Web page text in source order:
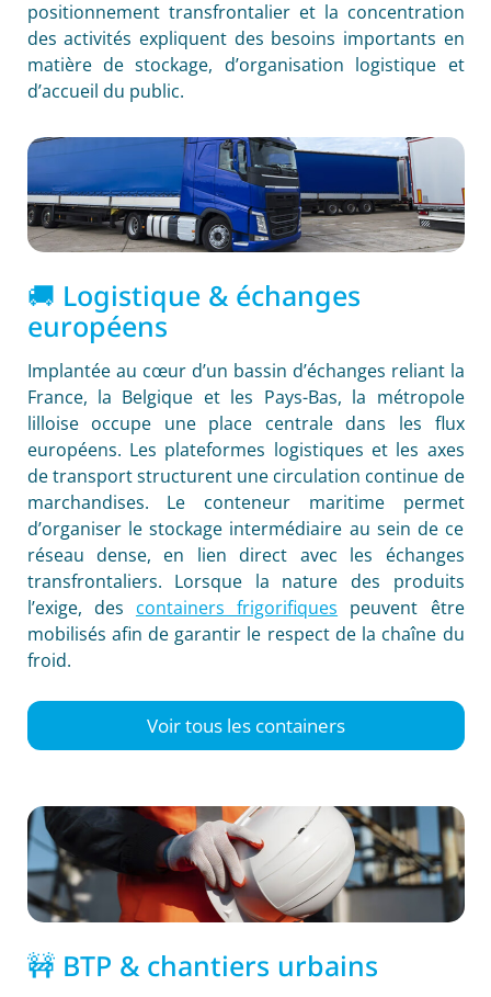
positionnement transfrontalier et la concentration
des activités expliquent des besoins importants en
matière de stockage, d’organisation logistique et
d’accueil du public.
🚚 Logistique & échanges
européens
Implantée au cœur d’un bassin d’échanges reliant la
France, la Belgique et les Pays-Bas, la métropole
lilloise occupe une place centrale dans les flux
européens. Les plateformes logistiques et les axes
de transport structurent une circulation continue de
marchandises. Le conteneur maritime permet
d’organiser le stockage intermédiaire au sein de ce
réseau dense, en lien direct avec les échanges
transfrontaliers. Lorsque la nature des produits
l’exige, des containers frigorifiques peuvent être
mobilisés afin de garantir le respect de la chaîne du
froid.
Voir tous les containers
🚧 BTP & chantiers urbains